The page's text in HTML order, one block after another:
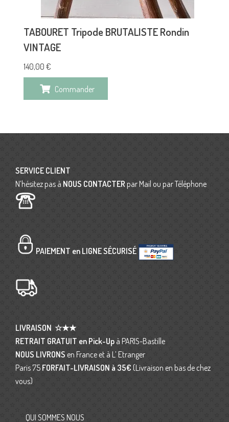
TABOURET Tripode BRUTALISTE Rondin
VINTAGE
140,00 €
Commander
SERVICE CLIENT
N’hésitez pas à NOUS CONTACTER par Mail ou par Téléphone
PAIEMENT en LIGNE SÉCURISÉ
LIVRAISON ☆★★
RETRAIT GRATUIT en Pick-Up à PARIS-Bastille
NOUS LIVRONS en France et à L’ Etranger
Paris 75 FORFAIT-LIVRAISON à 35€ (Livraison en bas de chez
vous)
QUI SOMMES NOUS